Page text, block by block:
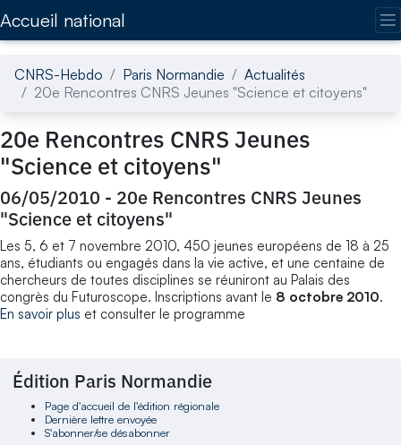
Accueil national
CNRS-Hebdo Paris Normandie
Actualités
20e Rencontres CNRS Jeunes "Science et citoyens"
20e Rencontres CNRS Jeunes
"Science et citoyens"
06/05/2010 - 20e Rencontres CNRS Jeunes
"Science et citoyens"
Les 5, 6 et 7 novembre 2010, 450 jeunes européens de 18 à 25
ans, étudiants ou engagés dans la vie active, et une centaine de
chercheurs de toutes disciplines se réuniront au Palais des
congrès du Futuroscope. Inscriptions avant le 8 octobre 2010.
En savoir plus et consulter le programme
Édition Paris Normandie
Page d'accueil de l'édition régionale
Dernière lettre envoyée
S'abonner/se désabonner